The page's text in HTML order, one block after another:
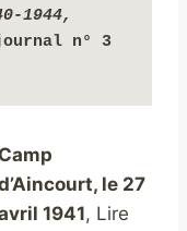
1944,
n° 3
Camp
le 27
1941, Lire